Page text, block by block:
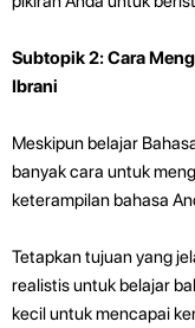
Subtopik 2: Cara
Ibrani
Meskipun belajar
banyak cara untuk
keterampilan bahasa
Tetapkan tujuan yang
realistis untuk belajar
kecil untuk mencapai